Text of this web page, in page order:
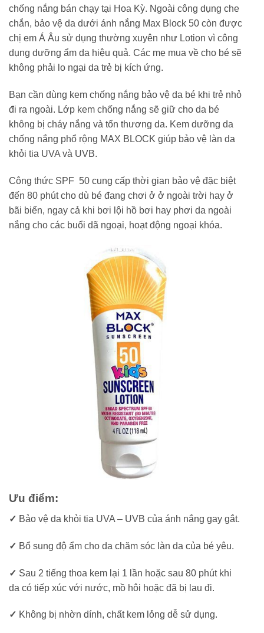
chống nắng bán chạy tại Hoa Kỳ. Ngoài công dụng che
chắn, bảo vệ da dưới ánh nắng Max Block 50 còn được
chị em Á Âu sử dụng thường xuyên như Lotion vì công
dụng dưỡng ẩm da hiệu quả. Các mẹ mua về cho bé sẽ
không phải lo ngại da trẻ bị kích ứng.
Bạn cần dùng kem chống nắng bảo vệ da bé khi trẻ nhỏ
đi ra ngoài. Lớp kem chống nắng sẽ giữ cho da bé
không bị cháy nắng và tổn thương da. Kem dưỡng da
chống nắng phổ rộng MAX BLOCK giúp bảo vệ làn da
khỏi tia UVA và UVB.
Công thức SPF 50 cung cấp thời gian bảo vệ đặc biệt
đến 80 phút cho dù bé đang chơi ở ở ngoài trời hay ở
bãi biển, ngay cả khi bơi lội hồ bơi hay phơi da ngoài
nắng cho các buổi dã ngoại, hoạt động ngoại khóa.
Ưu điểm:
✓ Bảo vệ da khỏi tia UVA – UVB của ánh nắng gay gắt.
✓ Bổ sung độ ẩm cho da chăm sóc làn da của bé yêu.
✓ Sau 2 tiếng thoa kem lại 1 lần hoặc sau 80 phút khi
da có tiếp xúc với nước, mồ hôi hoặc đã bị lau đi.
✓ Không bị nhờn dính, chất kem lỏng dễ sử dụng.